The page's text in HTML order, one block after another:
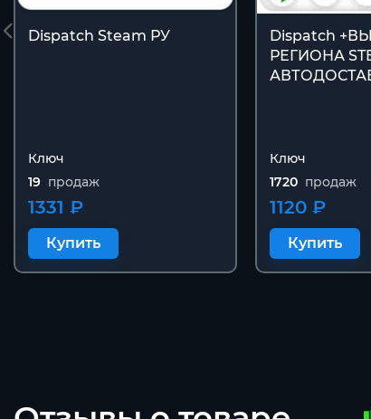
Dispatch Steam РУ
Ключ
19 продаж
1331 ₽
Купить
Dispatch
РЕГИОНА
Ключ
1720 продаж
1120 ₽
Купить